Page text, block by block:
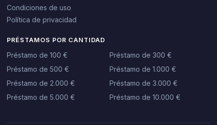
Condiciones de uso
Política de privacidad
PRÉSTAMOS POR CANTIDAD
Préstamo de 100 €
Préstamo de 300 €
Préstamo de 500 €
Préstamo de 1.000 €
Préstamo de 2.000 €
Préstamo de 3.000 €
Préstamo de 5.000 €
Préstamo de 10.000 €